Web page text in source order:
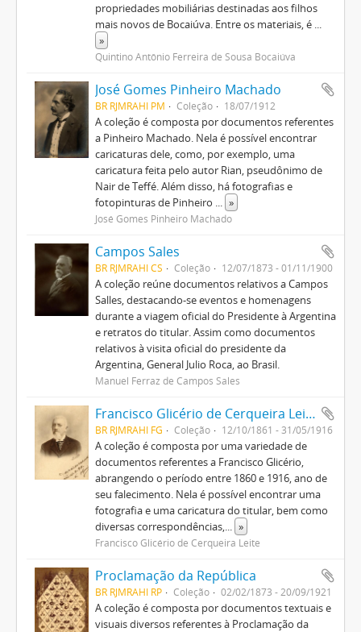
propriedades mobiliárias destinadas aos filhos
mais novos de Bocaiúva. Entre os materiais, é ...
»
Quintino Antônio Ferreira de Sousa Bocaiúva
José Gomes Pinheiro Machado
BR RJMRAHI PM Coleção 18/07/1912
A coleção é composta por documentos referentes
a Pinheiro Machado. Nela é possível encontrar
caricaturas dele, como, por exemplo, uma
caricatura feita pelo autor Rian, pseudônimo de
Nair de Teffé. Além disso, há fotografias e
fotopinturas de Pinheiro ... »
José Gomes Pinheiro Machado
Campos Sales
BR RJMRAHI CS Coleção 12/07/1873 - 01/11/1900
A coleção reúne documentos relativos a Campos
Salles, destacando-se eventos e homenagens
durante a viagem oficial do Presidente à Argentina
e retratos do titular. Assim como documentos
relativos à visita oficial do presidente da
Argentina, General Julio Roca, ao Brasil.
Manuel Ferraz de Campos Sales
Francisco Glicério de Cerqueira Leite
BR RJMRAHI FG Coleção 12/10/1861 - 31/05/1916
A coleção é composta por uma variedade de
documentos referentes a Francisco Glicério,
abrangendo o período entre 1860 e 1916, ano de
seu falecimento. Nela é possível encontrar uma
fotografia e uma caricatura do titular, bem como
diversas correspondências,... »
Francisco Glicério de Cerqueira Leite
Proclamação da República
BR RJMRAHI RP Coleção 02/02/1873 - 20/09/1921
A coleção é composta por documentos textuais e
visuais diversos referentes à Proclamação da